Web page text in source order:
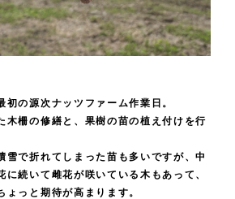
初の源次ナッツファーム作業日。
木柵の修繕と、果樹の苗の植え付けを行
雪で折れてしまった苗も多いですが、中
に続いて雌花が咲いている木もあって、
ょっと期待が高まります。